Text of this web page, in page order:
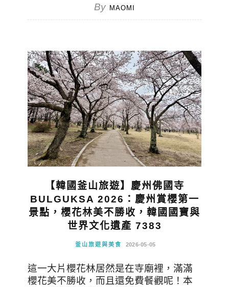
By MAOMI
【韓國釜山旅遊】慶州佛國寺
BULGUKSA 2026：慶州賞櫻第一
景點，櫻花林美不勝收，韓國國寶與
世界文化遺產 7383
釜山旅遊與美食 2026-05-05
這一大片櫻花林居然是在寺廟裡，滿滿
櫻花美不勝收，而且還免費餐觀呢！本